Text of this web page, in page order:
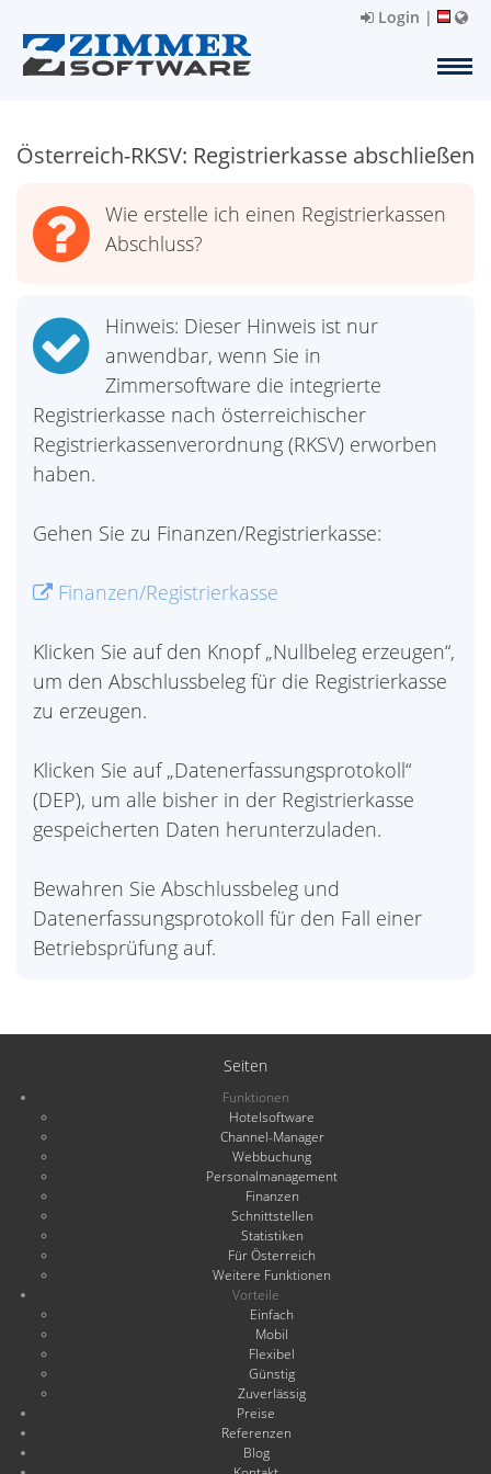
Login |
Österreich-RKSV: Registrierkasse abschließen
Wie erstelle ich einen Registrierkassen
Abschluss?
Hinweis: Dieser Hinweis ist nur
anwendbar, wenn Sie in
Zimmersoftware die integrierte
Registrierkasse nach österreichischer
Registrierkassenverordnung (RKSV) erworben
haben.
Gehen Sie zu Finanzen/Registrierkasse:
Finanzen/Registrierkasse
Klicken Sie auf den Knopf „Nullbeleg erzeugen“,
um den Abschlussbeleg für die Registrierkasse
zu erzeugen.
Klicken Sie auf „Datenerfassungsprotokoll“
(DEP), um alle bisher in der Registrierkasse
gespeicherten Daten herunterzuladen.
Bewahren Sie Abschlussbeleg und
Datenerfassungsprotokoll für den Fall einer
Betriebsprüfung auf.
Seiten
Funktionen
Hotelsoftware
Channel-Manager
Webbuchung
Personalmanagement
Finanzen
Schnittstellen
Statistiken
Für Österreich
Weitere Funktionen
Vorteile
Einfach
Mobil
Flexibel
Günstig
Zuverlässig
Preise
Referenzen
Blog